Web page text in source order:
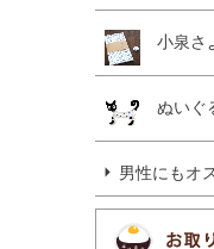
小泉さ
ぬいぐ
男性にもオ